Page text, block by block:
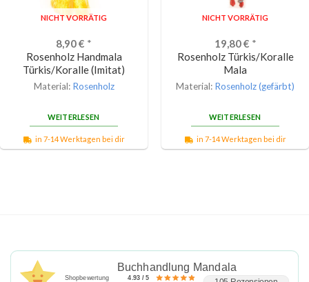
NICHT VORRÄTIG
8,90€ *
Rosenholz Handmala
Türkis/Koralle (Imitat)
Material: Rosenholz
WEITERLESEN
in 7-14 Werktagen bei dir
NICHT VORRÄTIG
19,80€ *
Rosenholz Türkis/Koralle
Mala
Material: Rosenholz (gefärbt)
WEITERLESEN
in 7-14 Werktagen bei dir
Buchhandlung Mandala
Shopbewertung 4.93 / 5